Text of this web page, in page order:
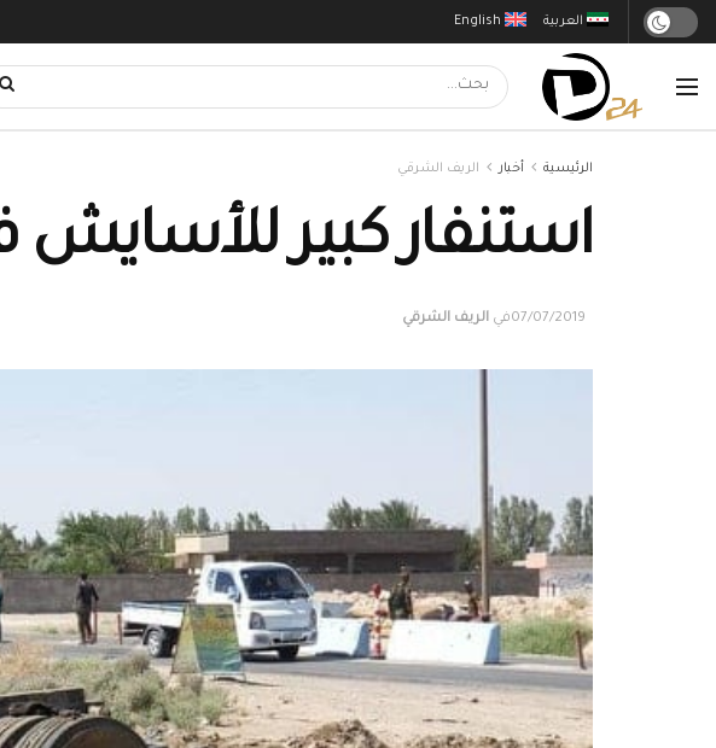
English العربية
الرئيسية أخبار الريف الشرقي
استنفار كبير للأسايش
07/07/2019في الريف الشرقي